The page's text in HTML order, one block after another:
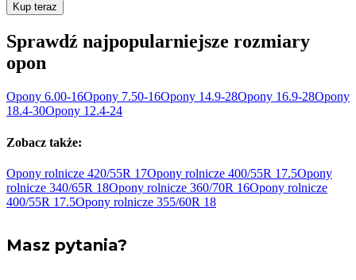
Kup teraz
Sprawdź najpopularniejsze rozmiary
opon
Opony 6.00-16Opony 7.50-16Opony 14.9-28Opony 16.9-28Opony
18.4-30Opony 12.4-24
Zobacz także:
Opony rolnicze 420/55R 17Opony rolnicze 400/55R 17.5Opony
rolnicze 340/65R 18Opony rolnicze 360/70R 16Opony rolnicze
400/55R 17.5Opony rolnicze 355/60R 18
Masz pytania?